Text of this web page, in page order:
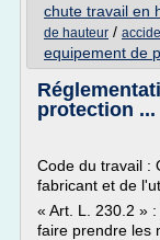
chute travail en
de hauteur /
equipement de
protection ...
Code du travail :
fabricant et de
« Art. L. 230.2 »
faire prendre les